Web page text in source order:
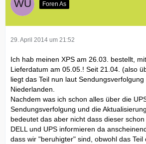
Foren As
29. April 2014 um 21:52
Ich hab meinen XPS am 26.03. bestellt,
Lieferdatum am 05.05.! Seit 21.04. (also
liegt das Teil nun laut
Niederlanden.
Nachdem was ich schon alles über die
Sendungsverfolgung und die
bedeutet das aber nicht dass dieser schon
DELL und UPS informieren da
dass wir "beruhigter" sind, obwohl das Teil